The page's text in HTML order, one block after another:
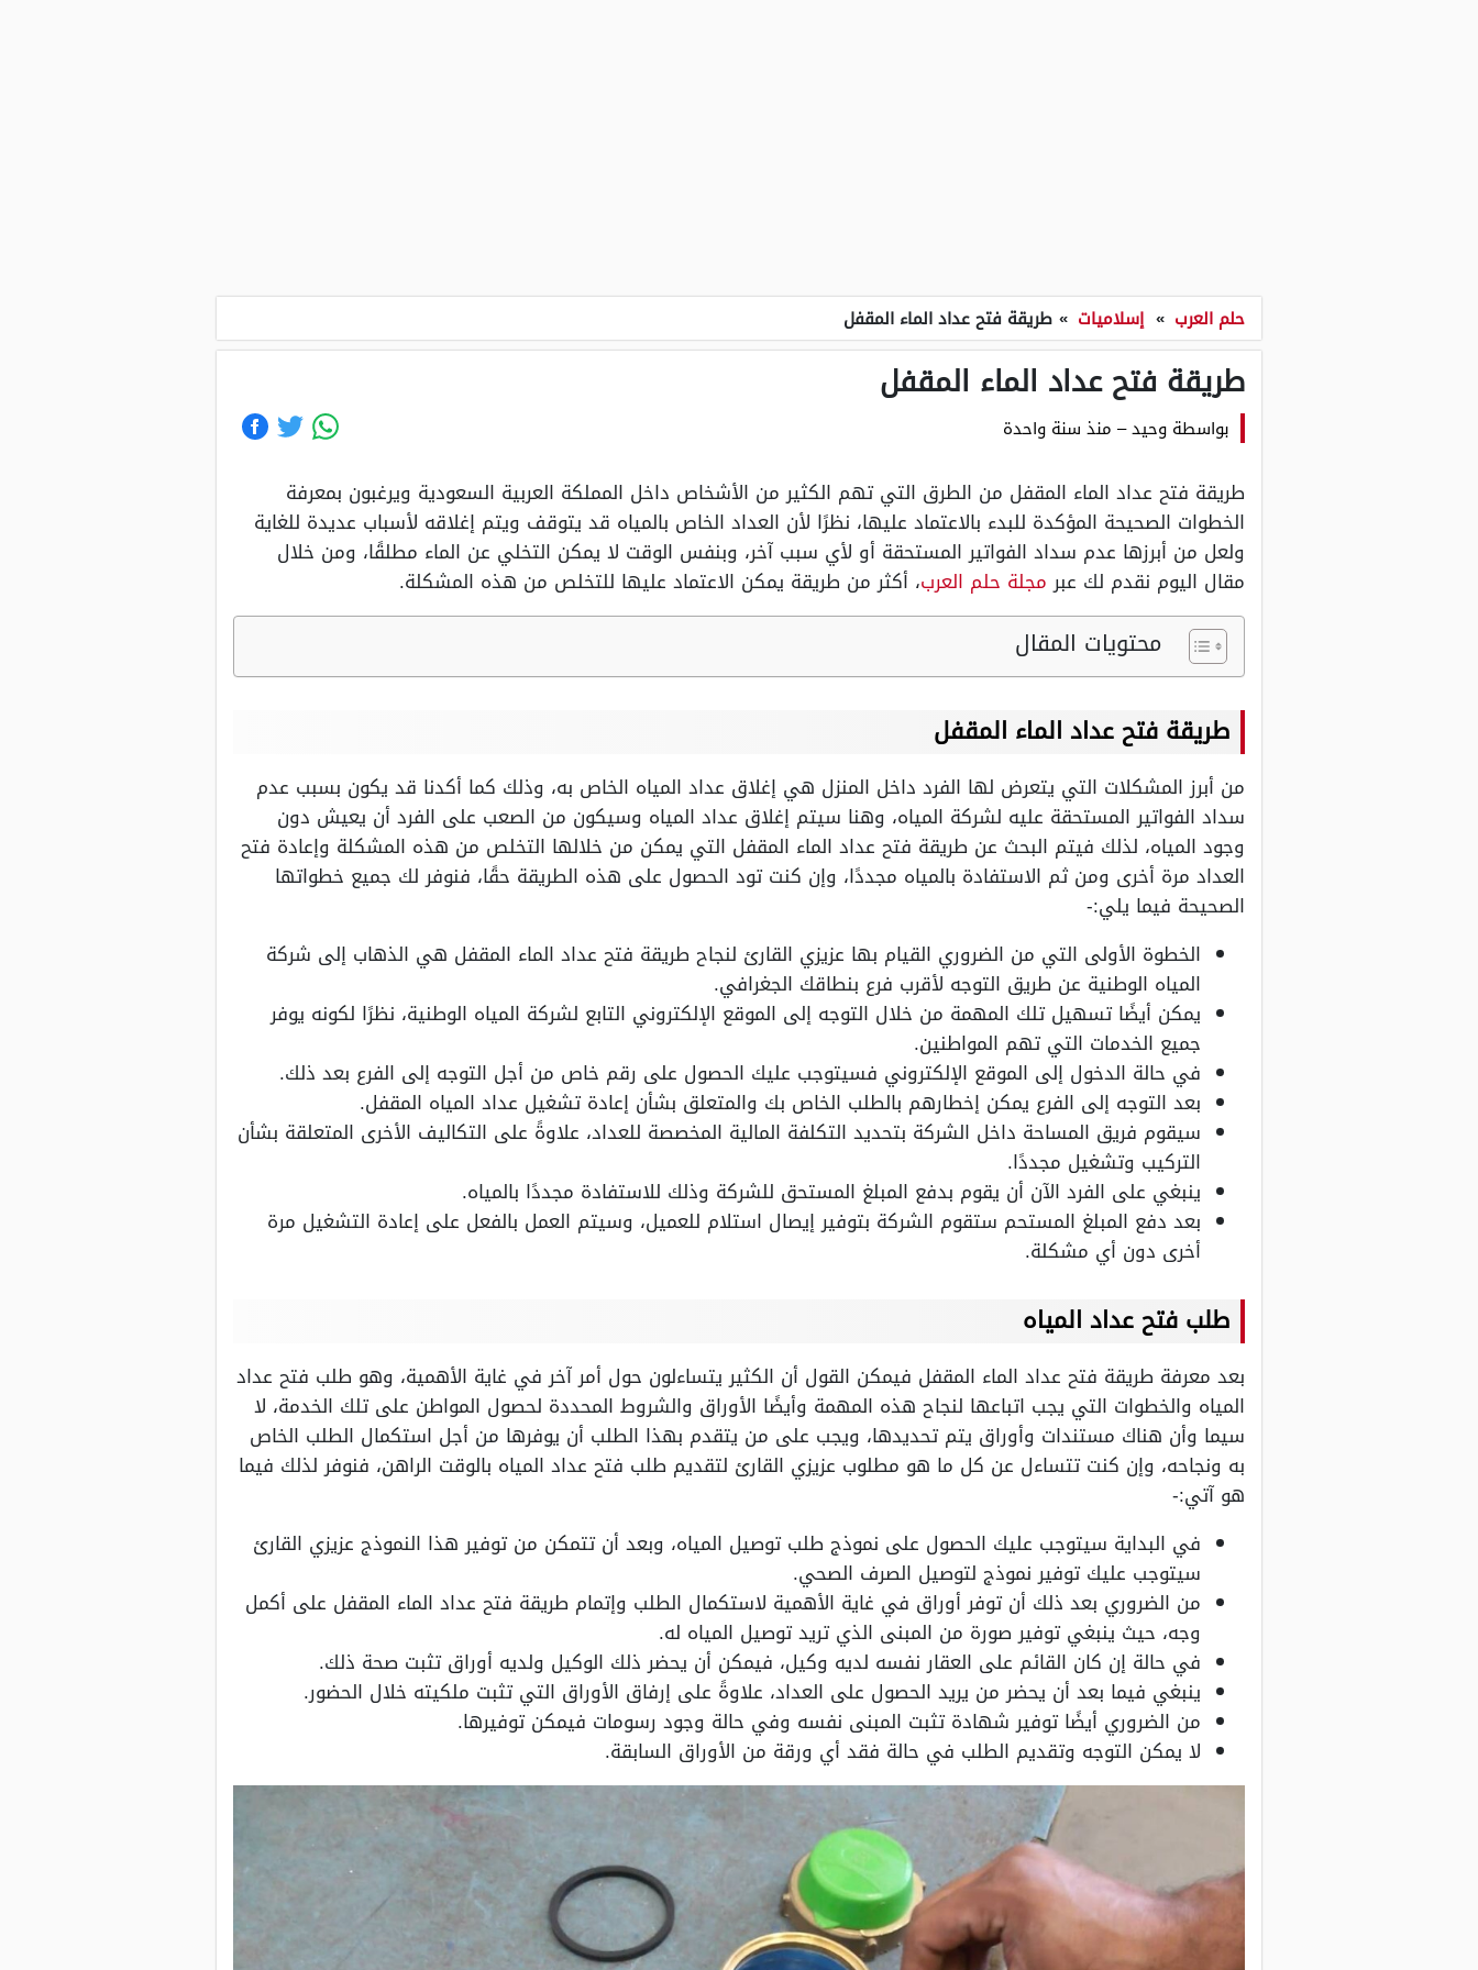
حلم العرب » إسلاميات » طريقة فتح عداد الماء المقفل
طريقة فتح عداد الماء المقفل
بواسطة وحيد– منذ سنة واحدة
طريقة فتح عداد الماء المقفل من الطرق التي تهم الكثير من الأشخاص داخل المملكة العربية السعودية ويرغبون بمعرفة
الخطوات الصحيحة المؤكدة للبدء بالاعتماد عليها، نظرًا لأن العداد الخاص بالمياه قد يتوقف ويتم إغلاقه لأسباب عديدة للغاية
ولعل من أبرزها عدم سداد الفواتير المستحقة أو لأي سبب آخر، وبنفس الوقت لا يمكن التخلي عن الماء مطلقًا، ومن خلال
مقال اليوم نقدم لك عبرمجلة حلم العرب، أكثر من طريقة يمكن الاعتماد عليها للتخلص من هذه المشكلة.
محتويات المقال
طريقة فتح عداد الماء المقفل
من أبرز المشكلات التي يتعرض لها الفرد داخل المنزل هي إغلاق عداد المياه الخاص به، وذلك كما أكدنا قد يكون بسبب عدم
سداد الفواتير المستحقة عليه لشركة المياه، وهنا سيتم إغلاق عداد المياه وسيكون من الصعب على الفرد أن يعيش دون
وجود المياه، لذلك فيتم البحث عن طريقة فتح عداد الماء المقفل التي يمكن من خلالها التخلص من هذه المشكلة وإعادة فتح
العداد مرة أخرى ومن ثم الاستفادة بالمياه مجددًا، وإن كنت تود الحصول على هذه الطريقة حقًا، فنوفر لك جميع خطواتها
الصحيحة فيما يلي:-
الخطوة الأولى التي من الضروري القيام بها عزيزي القارئ لنجاح طريقة فتح عداد الماء المقفل هي الذهاب إلى شركة
المياه الوطنية عن طريق التوجه لأقرب فرع بنطاقك الجغرافي.
يمكن أيضًا تسهيل تلك المهمة من خلال التوجه إلى الموقع الإلكتروني التابع لشركة المياه الوطنية، نظرًا لكونه يوفر
جميع الخدمات التي تهم المواطنين.
في حالة الدخول إلى الموقع الإلكتروني فسيتوجب عليك الحصول على رقم خاص من أجل التوجه إلى الفرع بعد ذلك.
بعد التوجه إلى الفرع يمكن إخطارهم بالطلب الخاص بك والمتعلق بشأن إعادة تشغيل عداد المياه المقفل.
سيقوم فريق المساحة داخل الشركة بتحديد التكلفة المالية المخصصة للعداد، علاوةً على التكاليف الأخرى المتعلقة بشأن
التركيب وتشغيل مجددًا.
ينبغي على الفرد الآن أن يقوم بدفع المبلغ المستحق للشركة وذلك للاستفادة مجددًا بالمياه.
بعد دفع المبلغ المستحم ستقوم الشركة بتوفير إيصال استلام للعميل، وسيتم العمل بالفعل على إعادة التشغيل مرة
أخرى دون أي مشكلة.
طلب فتح عداد المياه
بعد معرفة طريقة فتح عداد الماء المقفل فيمكن القول أن الكثير يتساءلون حول أمر آخر في غاية الأهمية، وهو طلب فتح عداد
المياه والخطوات التي يجب اتباعها لنجاح هذه المهمة وأيضًا الأوراق والشروط المحددة لحصول المواطن على تلك الخدمة، لا
سيما وأن هناك مستندات وأوراق يتم تحديدها، ويجب على من يتقدم بهذا الطلب أن يوفرها من أجل استكمال الطلب الخاص
به ونجاحه، وإن كنت تتساءل عن كل ما هو مطلوب عزيزي القارئ لتقديم طلب فتح عداد المياه بالوقت الراهن، فنوفر لذلك فيما
هو آتي:-
في البداية سيتوجب عليك الحصول على نموذج طلب توصيل المياه، وبعد أن تتمكن من توفير هذا النموذج عزيزي القارئ
سيتوجب عليك توفير نموذج لتوصيل الصرف الصحي.
من الضروري بعد ذلك أن توفر أوراق في غاية الأهمية لاستكمال الطلب وإتمام طريقة فتح عداد الماء المقفل على أكمل
وجه، حيث ينبغي توفير صورة من المبنى الذي تريد توصيل المياه له.
في حالة إن كان القائم على العقار نفسه لديه وكيل، فيمكن أن يحضر ذلك الوكيل ولديه أوراق تثبت صحة ذلك.
ينبغي فيما بعد أن يحضر من يريد الحصول على العداد، علاوةً على إرفاق الأوراق التي تثبت ملكيته خلال الحضور.
من الضروري أيضًا توفير شهادة تثبت المبنى نفسه وفي حالة وجود رسومات فيمكن توفيرها.
لا يمكن التوجه وتقديم الطلب في حالة فقد أي ورقة من الأوراق السابقة.